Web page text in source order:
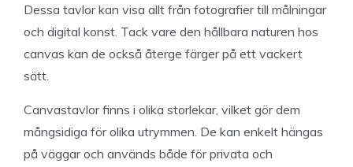
Dessa tavlor kan visa allt från fotografier till målningar
och digital konst. Tack vare den hållbara naturen hos
canvas kan de också återge färger på ett vackert
sätt.
Canvastavlor finns i olika storlekar, vilket gör dem
mångsidiga för olika utrymmen. De kan enkelt hängas
på väggar och används både för privata och